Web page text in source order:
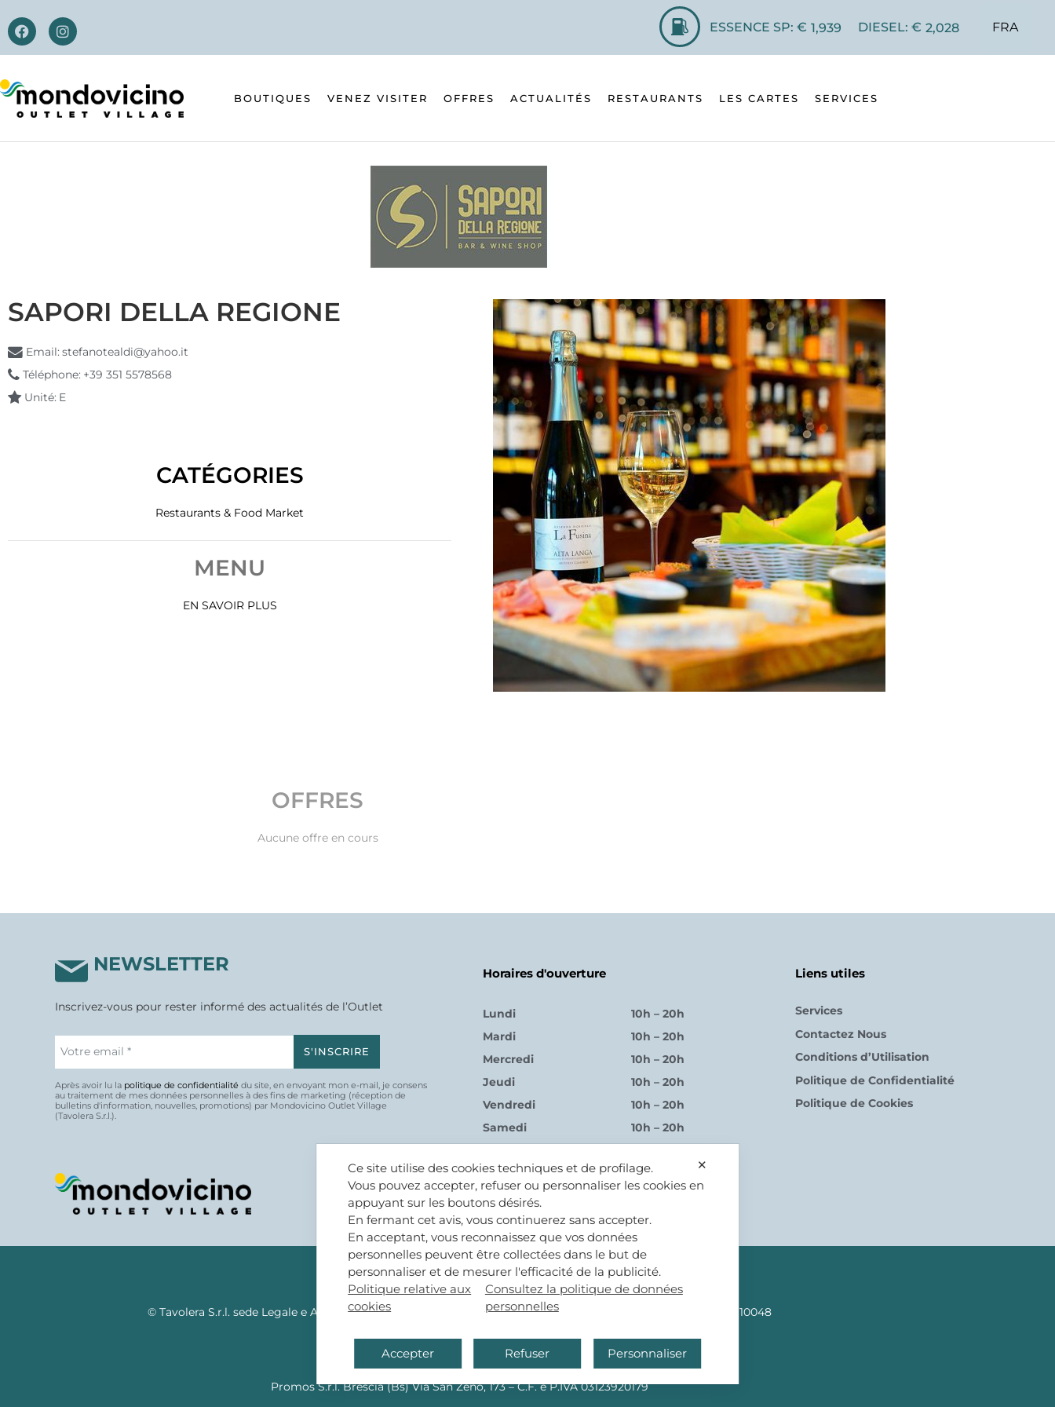
ESSENCE SP: € 1,939 DIESEL: € 2,028 FRA
BOUTIQUES VENEZ VISITER OFFRES ACTUALITÉS RESTAURANTS LES CARTES SERVICES
SAPORI DELLA REGIONE
Email: stefanotealdi@yahoo.it
Téléphone: +39 351 5578568
Unité: E
CATÉGORIES
Restaurants & Food Market
MENU
EN SAVOIR PLUS
OFFRES
Aucune offre en cours
NEWSLETTER
Inscrivez-vous pour rester informé des actualités de l’Outlet
Après avoir lu la politique de confidentialité du site, en envoyant mon e-mail, je consens
au traitement de mes données personnelles à des fins de marketing (réception de
bulletins d'information, nouvelles, promotions) par Mondovicino Outlet Village
(Tavolera S.r.l.).
Horaires d'ouverture
Lundi
Mardi
Mercredi
Jeudi
Vendredi
Samedi
10h – 20h
10h – 20h
10h – 20h
10h – 20h
10h – 20h
10h – 20h
Liens utiles
Services
Contactez Nous
Conditions d’Utilisation
Politique de Confidentialité
Politique de Cookies
PROPRIÉTÉ
© Tavolera S.r.l. sede Legale e Amministrativa 12084 Mondovì (CN) – Piazza G.Jemina 47 – C.F. e P.IVA 02809110048
Promos S.r.l. Brescia (Bs) Via San Zeno, 173 – C.F. e P.IVA 03123920179
✕
Ce site utilise des cookies techniques et de profilage.
Vous pouvez accepter, refuser ou personnaliser les cookies en
appuyant sur les boutons désirés.
En fermant cet avis, vous continuerez sans accepter.
En acceptant, vous reconnaissez que vos données
personnelles peuvent être collectées dans le but de
personnaliser et de mesurer l'efficacité de la publicité.
Politique relative aux
cookies
Consultez la politique de données
personnelles
Accepter Refuser Personnaliser